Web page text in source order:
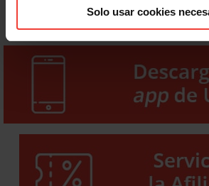
Solo usar cookies